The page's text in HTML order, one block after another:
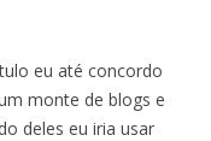
eu até concordo
monte de blogs e
deles eu iria usar